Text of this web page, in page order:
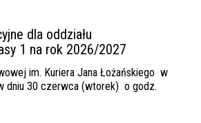
dla oddziału
1 na rok 2026/2027
im. Kuriera Jana Łożańskiego w
dniu 30 czerwca (wtorek) o godz.